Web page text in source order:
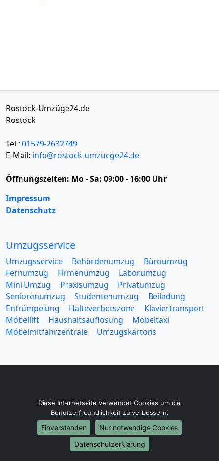
Rostock-Umzüge24.de
Rostock
Tel.: 01579-2632749
E-Mail: info@rostock-umzuege24.de
Öffnungszeiten: Mo - Sa: 09:00 - 16:00 Uhr
Impressum
Datenschutz
Umzugsservice
Umzugsservice Behördenumzug
Büroumzug
Fernumzug
Firmenumzug
Laborumzug
Mini Umzug
Praxisumzug
Privatumzug
Seniorenumzug
Studentenumzug
Beiladung
Entrümpelung
Halteverbotszone
Klaviertransport
Möbellift
Haushaltsauflösung
Möbeltaxi
Möbelmitfahrzentrale
Umzugskartons
Umzug von Rostock nach Belarus
Umzug von Rostock nach Belgien
Umzug von Rostock nach Bulgarien
Umzug von Rostock nach Dänemark
Diese Internetseite verwendet Cookies um die
Benutzerfreundlichkeit zu verbessern.
Einverstanden
Nur notwendige Cookies
Datenschutzerklärung